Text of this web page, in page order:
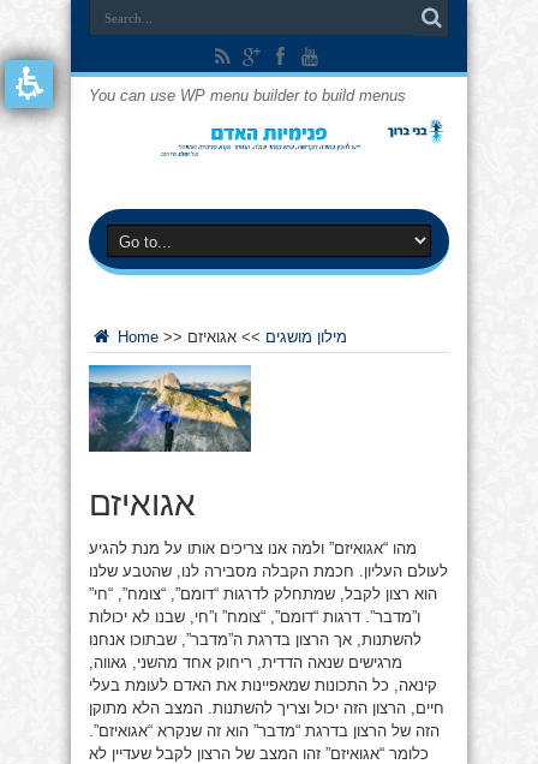
You can use WP menu builder to build menus
Home >> מילון מושגים >> אגואיזם
אגואיזם
מהו “אגואיזם” ולמה אנו צריכים אותו על מנת להגיע
לעולם העליון. חכמת הקבלה מסבירה לנו, שהטבע שלנו
הוא רצון לקבל, שמתחלק לדרגות “דומם”, “צומח”, “חי”
ו”מדבר”. דרגות “דומם”, “צומח” ו”חי, שבנו לא יכולות
להשתנות, אך הרצון בדרגת ה”מדבר”, שבתוכו אנחנו
מרגישים שנאה הדדית, ריחוק אחד מהשני, גאווה,
קינאה, כל התכונות שמאפיינות את האדם לעומת בעלי
חיים, הרצון הזה יכול וצריך להשתנות. המצב הלא מתוקן
הזה של הרצון בדרגת “מדבר” הוא זה שנקרא “אגואיזם”.
כלומר “אגואיזם” זהו המצב של הרצון לקבל שעדיין לא